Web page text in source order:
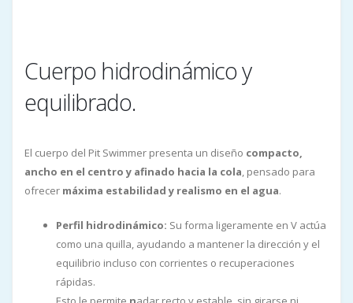
Cuerpo hidrodinámico y
equilibrado.
El cuerpo del Pit Swimmer presenta un diseño compacto,
ancho en el centro y afinado hacia la cola, pensado para
ofrecer máxima estabilidad y realismo en el agua.
Perfil hidrodinámico: Su forma ligeramente en V actúa
como una quilla, ayudando a mantener la dirección y el
equilibrio incluso con corrientes o recuperaciones
rápidas.